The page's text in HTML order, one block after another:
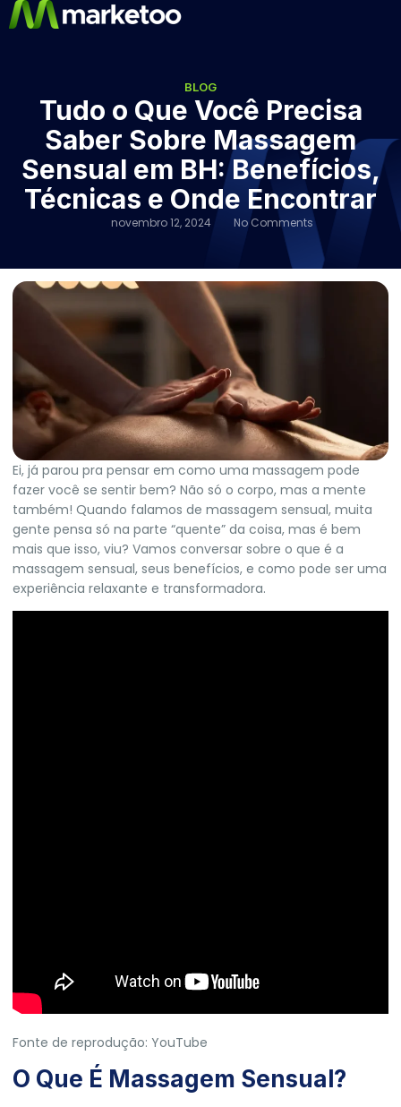
BLOG
Tudo o Que Você Precisa
Saber Sobre Massagem
Sensual em BH: Benefícios,
Técnicas e Onde Encontrar
novembro 12, 2024 No Comments
Ei, já parou pra pensar em como uma massagem pode
fazer você se sentir bem? Não só o corpo, mas a mente
também! Quando falamos de massagem sensual, muita
gente pensa só na parte “quente” da coisa, mas é bem
mais que isso, viu? Vamos conversar sobre o que é a
massagem sensual, seus benefícios, e como pode ser uma
experiência relaxante e transformadora.
Fonte de reprodução: YouTube
O Que É Massagem Sensual?